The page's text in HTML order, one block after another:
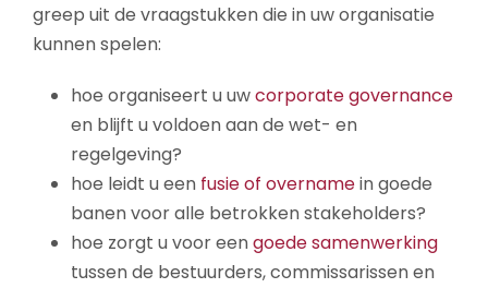
greep uit de vraagstukken die in uw organisatie
kunnen spelen:
hoe organiseert u uwcorporate governance
en blijft u voldoen aan de wet- en
regelgeving?
hoe leidt u een fusie of overnamein goede
banen voor alle betrokken stakeholders?
hoe zorgt u voor eengoede samenwerking
tussen de bestuurders, commissarissen en